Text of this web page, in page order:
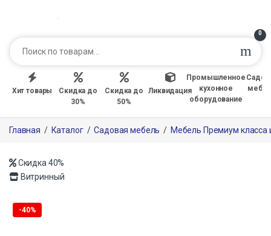
0
Хит товары
Скидка до
30%
Скидка до
50%
Ликвидация
Промышленное
кухонное
оборудование
Главная / Каталог / Садовая мебель / Мебель Премиум класса
Скидка 40%
Витринный
-40%